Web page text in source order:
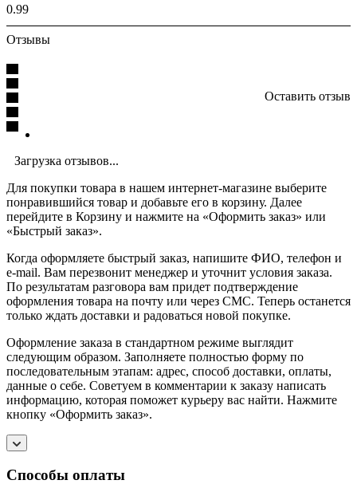
0.99
Отзывы
Оставить отзыв
Загрузка отзывов...
Для покупки товара в нашем интернет-магазине выберите
понравившийся товар и добавьте его в корзину. Далее
перейдите в Корзину и нажмите на «Оформить заказ» или
«Быстрый заказ».
Когда оформляете быстрый заказ, напишите ФИО, телефон и
e-mail. Вам перезвонит менеджер и уточнит условия заказа.
По результатам разговора вам придет подтверждение
оформления товара на почту или через СМС. Теперь останется
только ждать доставки и радоваться новой покупке.
Оформление заказа в стандартном режиме выглядит
следующим образом. Заполняете полностью форму по
последовательным этапам: адрес, способ доставки, оплаты,
данные о себе. Советуем в комментарии к заказу написать
информацию, которая поможет курьеру вас найти. Нажмите
кнопку «Оформить заказ».
Способы оплаты